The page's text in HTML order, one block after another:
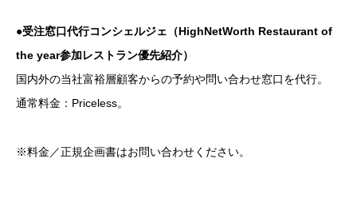
●受注窓口代行コンシェルジェ（HighNetWorth Restaurant of
the year参加レストラン優先紹介）
国内外の当社富裕層顧客からの予約や問い合わせ窓口を代行。
通常料金：Priceless。
※料金／正規企画書はお問い合わせください。